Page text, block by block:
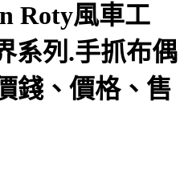
Roty風車工
系列.手抓布偶
錢、價格、售